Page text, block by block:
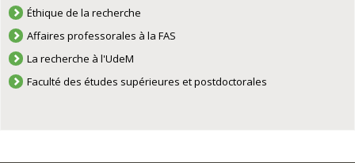
Éthique de la recherche
Affaires professorales à la FAS
La recherche à l'UdeM
Faculté des études supérieures et postdoctorales